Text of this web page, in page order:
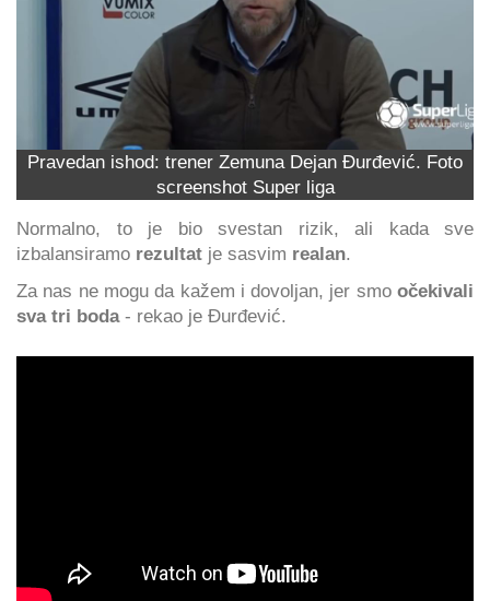
Pravedan ishod: trener Zemuna Dejan Đurđević. Foto
screenshot Super liga
Normalno, to je bio svestan rizik, ali kada sve
izbalansiramo rezultat je sasvim realan.
Za nas ne mogu da kažem i dovoljan, jer smo očekivali
sva tri boda- rekao je Đurđević.